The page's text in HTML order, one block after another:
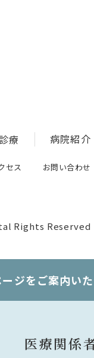
療 病院紹介
セス お問い合わせ
Rights Reserved
ジをご案内い
医療関係